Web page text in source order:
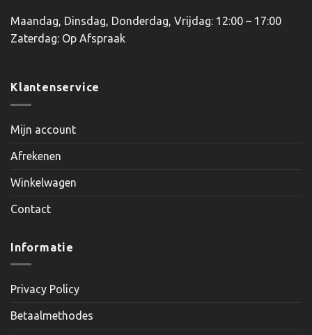
Maandag, Dinsdag, Donderdag, Vrijdag: 12:00 – 17:00
Zaterdag: Op Afspraak
Klantenservice
Mijn account
Afrekenen
Winkelwagen
Contact
Informatie
Privacy Policy
Betaalmethodes